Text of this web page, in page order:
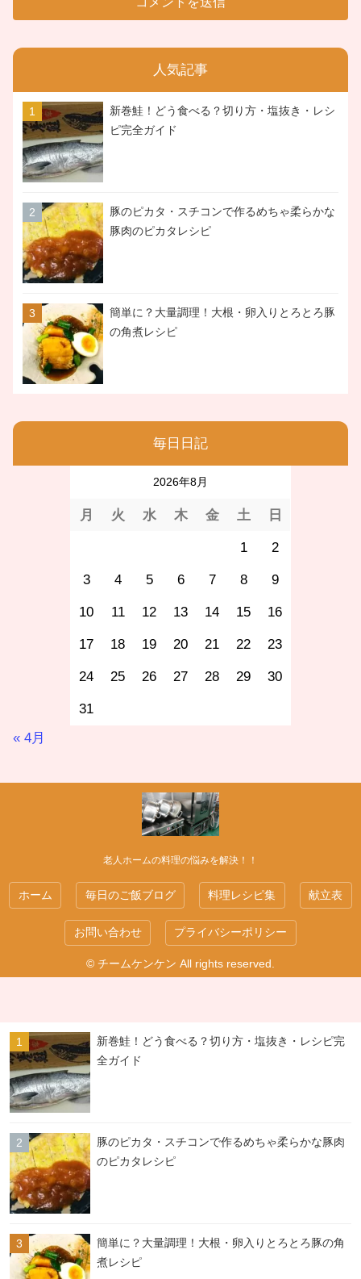
人気記事
新巻鮭！どう食べる？切り方・塩抜き・レシ
ピ完全ガイド
豚のピカタ・スチコンで作るめちゃ柔らかな
豚肉のピカタレシピ
簡単に？大量調理！大根・卵入りとろとろ豚
の角煮レシピ
毎日日記
2026年8月
月 火 水 木 金 土 日
1 2
3 4 5 6 7 8 9
10 11 12 13 14 15 16
17 18 19 20 21 22 23
24 25 26 27 28 29 30
31
« 4月
老人ホームの料理の悩みを解決！！
ホーム 毎日のご飯ブログ 料理レシピ集 献立表
お問い合わせ プライバシーポリシー
© チームケンケン All rights reserved.
新巻鮭！どう食べる？切り方・塩抜き・レシピ完
全ガイド
豚のピカタ・スチコンで作るめちゃ柔らかな豚肉
のピカタレシピ
簡単に？大量調理！大根・卵入りとろとろ豚の角
煮レシピ